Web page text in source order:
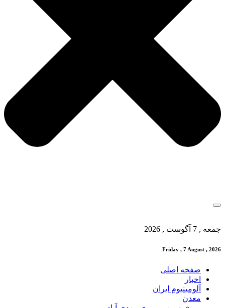
جمعه , 7 آگوست , 2026
Friday , 7 August , 2026
صفحه اصلی
اخبار
آلومینیوم ایران
معدن